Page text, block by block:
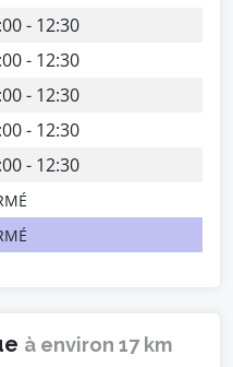
- 12:30
- 12:30
- 12:30
- 12:30
- 12:30
à environ 17 km